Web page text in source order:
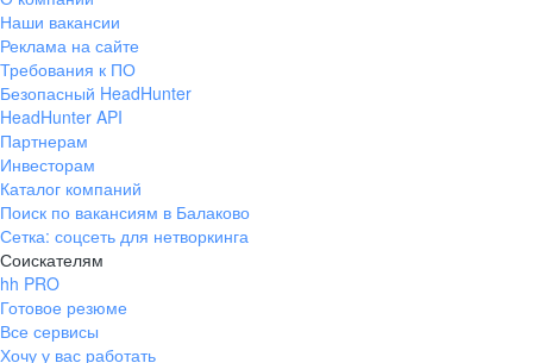
Наши вакансии
Реклама на сайте
Требования к ПО
Безопасный HeadHunter
HeadHunter API
Партнерам
Инвесторам
Каталог компаний
Поиск по вакансиям в Балаково
Сетка: соцсеть для нетворкинга
Соискателям
hh PRO
Готовое резюме
Все сервисы
Хочу у вас работать